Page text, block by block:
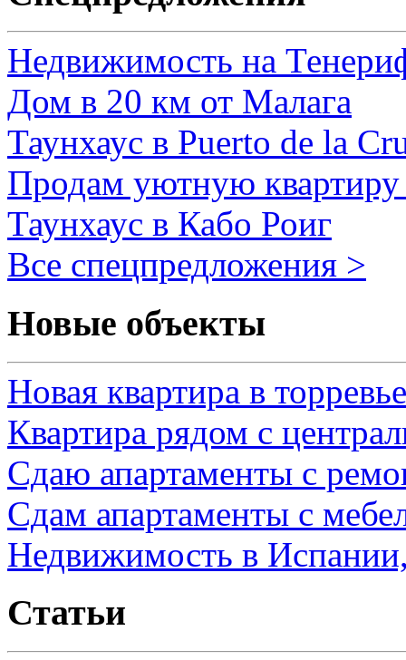
Недвижимость на
Дом в 20 км от Малага
Таунхаус в Puerto de la
Продам уютную
Таунхаус в Кабо Роиг
Все спецпредложения >
Новые объекты
Новая квартира в
Квартира рядом с
Сдаю апартаменты с
Сдам апартаменты с
Недвижимость в
Статьи